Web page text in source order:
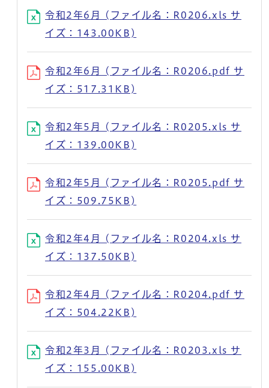
令和2年6月 (ファイル名：R0206.xls サ
イズ：143.00KB)
令和2年6月 (ファイル名：R0206.pdf サ
イズ：517.31KB)
令和2年5月 (ファイル名：R0205.xls サ
イズ：139.00KB)
令和2年5月 (ファイル名：R0205.pdf サ
イズ：509.75KB)
令和2年4月 (ファイル名：R0204.xls サ
イズ：137.50KB)
令和2年4月 (ファイル名：R0204.pdf サ
イズ：504.22KB)
令和2年3月 (ファイル名：R0203.xls サ
イズ：155.00KB)